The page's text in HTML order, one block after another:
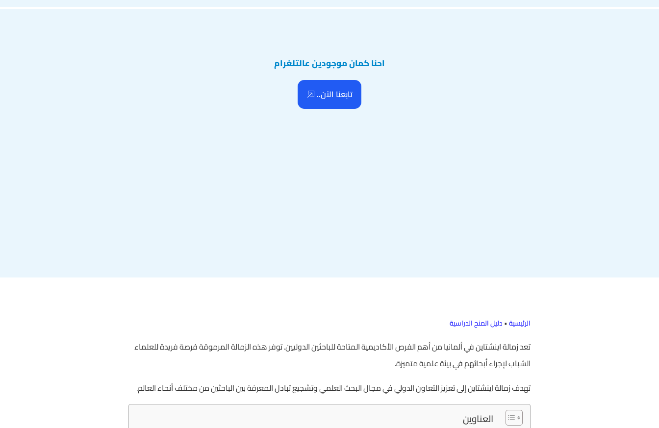
احنا كمان موجودين عالتلغرام
تابعنا الآن..
الرئيسية•دليل المنح الدراسية
تعد زمالة اينشتاين في ألمانيا من أهم الفرص الأكاديمية المتاحة للباحثين الدوليين. توفر هذه الزمالة المرموقة فرصة فريدة للعلماء
الشباب لإجراء أبحاثهم في بيئة علمية متميزة.
تهدف زمالة اينشتاين إلى تعزيز التعاون الدولي في مجال البحث العلمي وتشجيع تبادل المعرفة بين الباحثين من مختلف أنحاء العالم.
العناوين